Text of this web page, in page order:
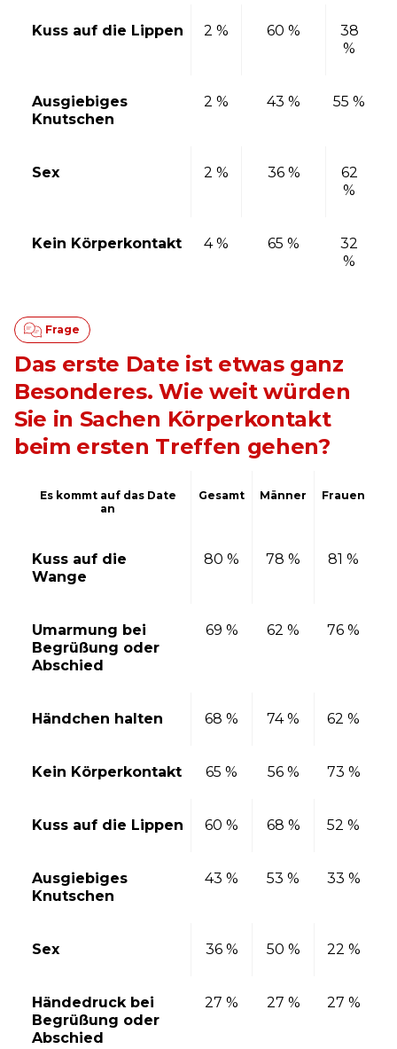
Kuss auf die Lippen 2 % 60 %
38
%
Ausgiebiges
Knutschen
2 % 43 % 55 %
Sex 2 % 36 %
62
%
Kein Körperkontakt 4 % 65 %
32
%
Das erste Date ist etwas ganz
Besonderes. Wie weit würden
Sie in Sachen Körperkontakt
beim ersten Treffen gehen?
Es kommt auf das Date
an
Gesamt Männer Frauen
Kuss auf die
Wange
80 % 78 % 81 %
Umarmung bei
Begrüßung oder
Abschied
69 % 62 % 76 %
Händchen halten 68 % 74 % 62 %
Kein Körperkontakt 65 % 56 % 73 %
Kuss auf die Lippen 60 % 68 % 52 %
Ausgiebiges
Knutschen
43 % 53 % 33 %
Sex 36 % 50 % 22 %
Händedruck bei
Begrüßung oder
Abschied
27 % 27 % 27 %